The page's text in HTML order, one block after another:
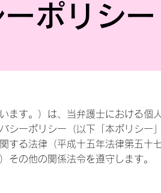
ポリシー
ます。）は、当弁護士における個
シーポリシー（以下「本ポリシー
する法律（平成十五年法律第五十
その他の関係法令を遵守します。